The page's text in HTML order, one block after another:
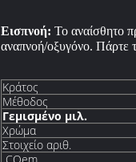
Εισπνοή: Το αναίσθητο
αναπνοή/οξυγόνο. Πάρτε
Κράτος
Μέθοδος
Γεμισμένο μιλ.
Χρώμα
Στοιχείο αριθ.